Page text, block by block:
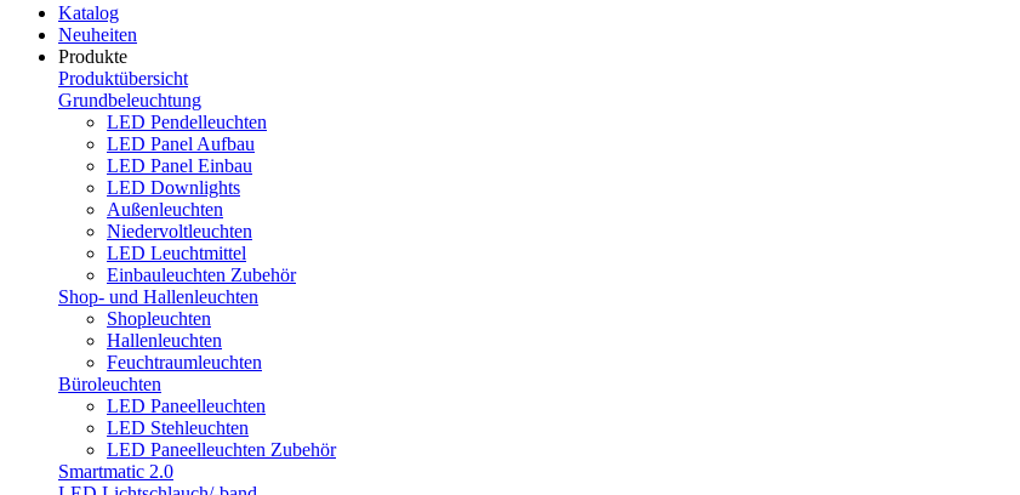
Katalog
Neuheiten
Produkte
Produktübersicht
Grundbeleuchtung
LED Pendelleuchten
LED Panel Aufbau
LED Panel Einbau
LED Downlights
Außenleuchten
Niedervoltleuchten
LED Leuchtmittel
Einbauleuchten Zubehör
Shop- und Hallenleuchten
Shopleuchten
Hallenleuchten
Feuchtraumleuchten
Büroleuchten
LED Paneelleuchten
LED Stehleuchten
LED Paneelleuchten Zubehör
Smartmatic 2.0